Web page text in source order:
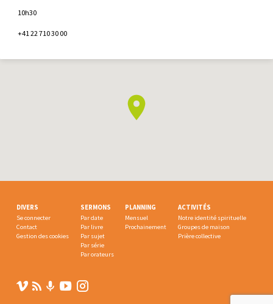
10h30
+41 22 710 30 00
DIVERS
Se connecter
Contact
Gestion des cookies
SERMONS
Par date
Par livre
Par sujet
Par série
Par orateurs
PLANNING
Mensuel
Prochainement
ACTIVITÉS
Notre identité spirituelle
Groupes de maison
Prière collective